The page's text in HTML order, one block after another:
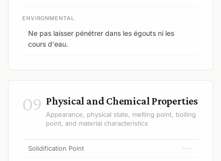
ENVIRONMENTAL
Ne pas laisser pénétrer dans les égouts ni les
cours d'eau.
09 Physical and Chemical Properties
Appearance, physical state, melting point, boiling
point, and material characteristics
Solidification Point ---